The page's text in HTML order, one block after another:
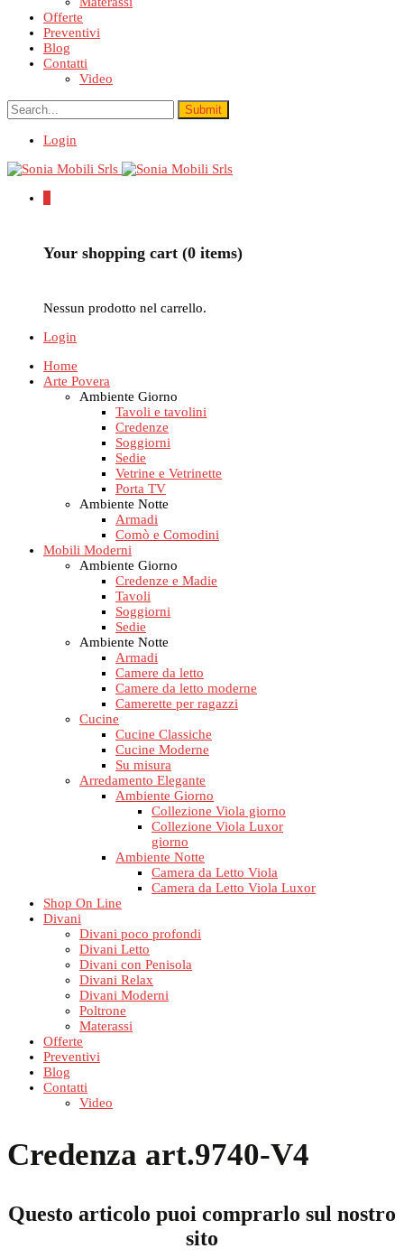
Offerte
Preventivi
Blog
Contatti
Video
Login
Your shopping cart (0 items)
Nessun prodotto nel carrello.
Login
Home
Arte Povera
Ambiente Giorno
Tavoli e tavolini
Credenze
Soggiorni
Sedie
Vetrine e Vetrinette
Porta TV
Ambiente Notte
Armadi
Comò e Comodini
Mobili Moderni
Ambiente Giorno
Credenze e Madie
Tavoli
Soggiorni
Sedie
Ambiente Notte
Armadi
Camere da letto
Camere da letto moderne
Camerette per ragazzi
Cucine
Cucine Classiche
Cucine Moderne
Su misura
Arredamento Elegante
Ambiente Giorno
Collezione Viola giorno
Collezione Viola Luxor
giorno
Ambiente Notte
Camera da Letto Viola
Camera da Letto Viola Luxor
Shop On Line
Divani
Divani poco profondi
Divani Letto
Divani con Penisola
Divani Relax
Divani Moderni
Poltrone
Materassi
Offerte
Preventivi
Blog
Contatti
Video
Credenza art.9740-V4
Questo articolo puoi comprarlo sul nostro
sito